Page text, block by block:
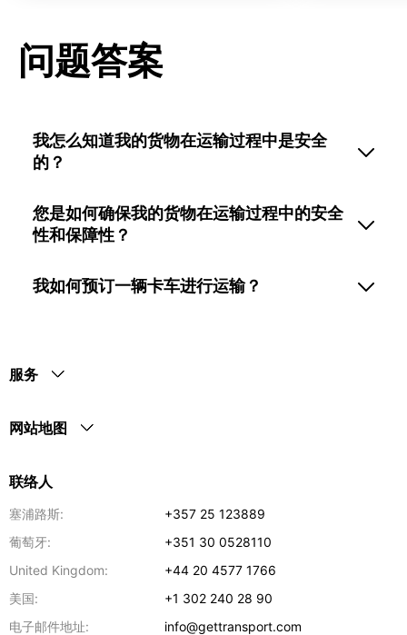
问题答案
我怎么知道我的货物在运输过程中是安全
的？
您是如何确保我的货物在运输过程中的安全
性和保障性？
我如何预订一辆卡车进行运输？
服务
网站地图
联络人
塞浦路斯:
+357 25 123889
葡萄牙:
+351 30 0528110
United Kingdom:
+44 20 4577 1766
美国:
+1 302 240 28 90
电子邮件地址:
info@gettransport.com